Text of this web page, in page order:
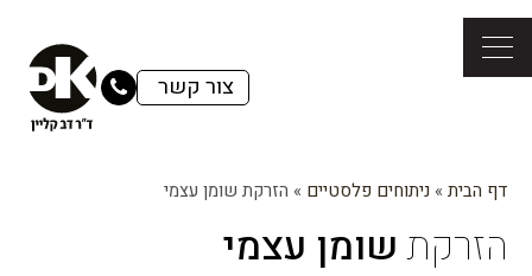
צור קשר
דף הבית » ניתוחים פלסטיים » הזרקת שומן עצמי
הזרקתשומן עצמי